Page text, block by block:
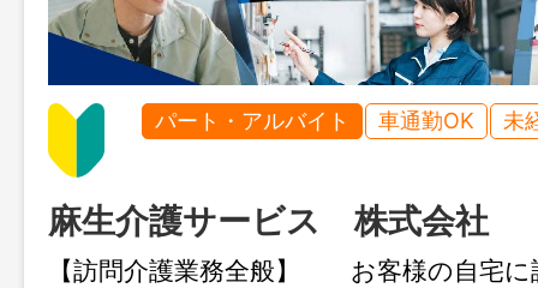
パート・アルバイト 車通勤OK 未
麻生介護サービス 株式会社
【訪問介護業務全般】 お客様の自宅に